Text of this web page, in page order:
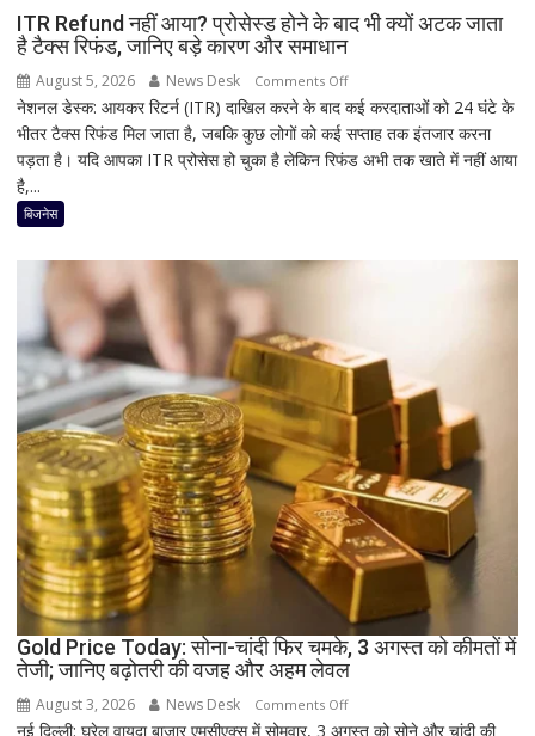
ITR Refund नहीं आया? प्रोसेस्ड होने के बाद भी क्यों अटक जाता
है टैक्स रिफंड, जानिए बड़े कारण और समाधान
August 5, 2026 News Desk Comments Offon
ITR
Refund
नहीं
के
अटक
है
टैक्स
रिफंड,
जानिए
बड़े
कारण
और
समाधान
नेशनल डेस्क: आयकर रिटर्न (ITR) दाखिल करने के बाद कई करदाताओं को 24 घंटे के
भीतर टैक्स रिफंड मिल जाता है, जबकि कुछ लोगों को कई सप्ताह तक इंतजार करना
पड़ता है। यदि आपका ITR प्रोसेस हो चुका है लेकिन रिफंड अभी तक खाते में नहीं आया
है,...
बिजनेस
Gold Price Today: सोना-चांदी फिर चमके, 3 अगस्त को कीमतों में
तेजी; जानिए बढ़ोतरी की वजह और अहम लेवल
August 3, 2026 News Desk Comments Offon
Gold
नई दिल्ली: घरेलू वायदा बाजार एमसीएक्स में सोमवार, 3 अगस्त को सोने और चांदी की